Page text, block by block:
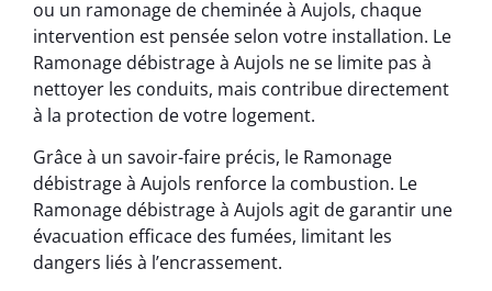
ou un ramonage de cheminée à Aujols, chaque
intervention est pensée selon votre installation. Le
Ramonage débistrage à Aujols ne se limite pas à
nettoyer les conduits, mais contribue directement
à la protection de votre logement.
Grâce à un savoir-faire précis, le Ramonage
débistrage à Aujols renforce la combustion. Le
Ramonage débistrage à Aujols agit de garantir une
évacuation efficace des fumées, limitant les
dangers liés à l’encrassement.